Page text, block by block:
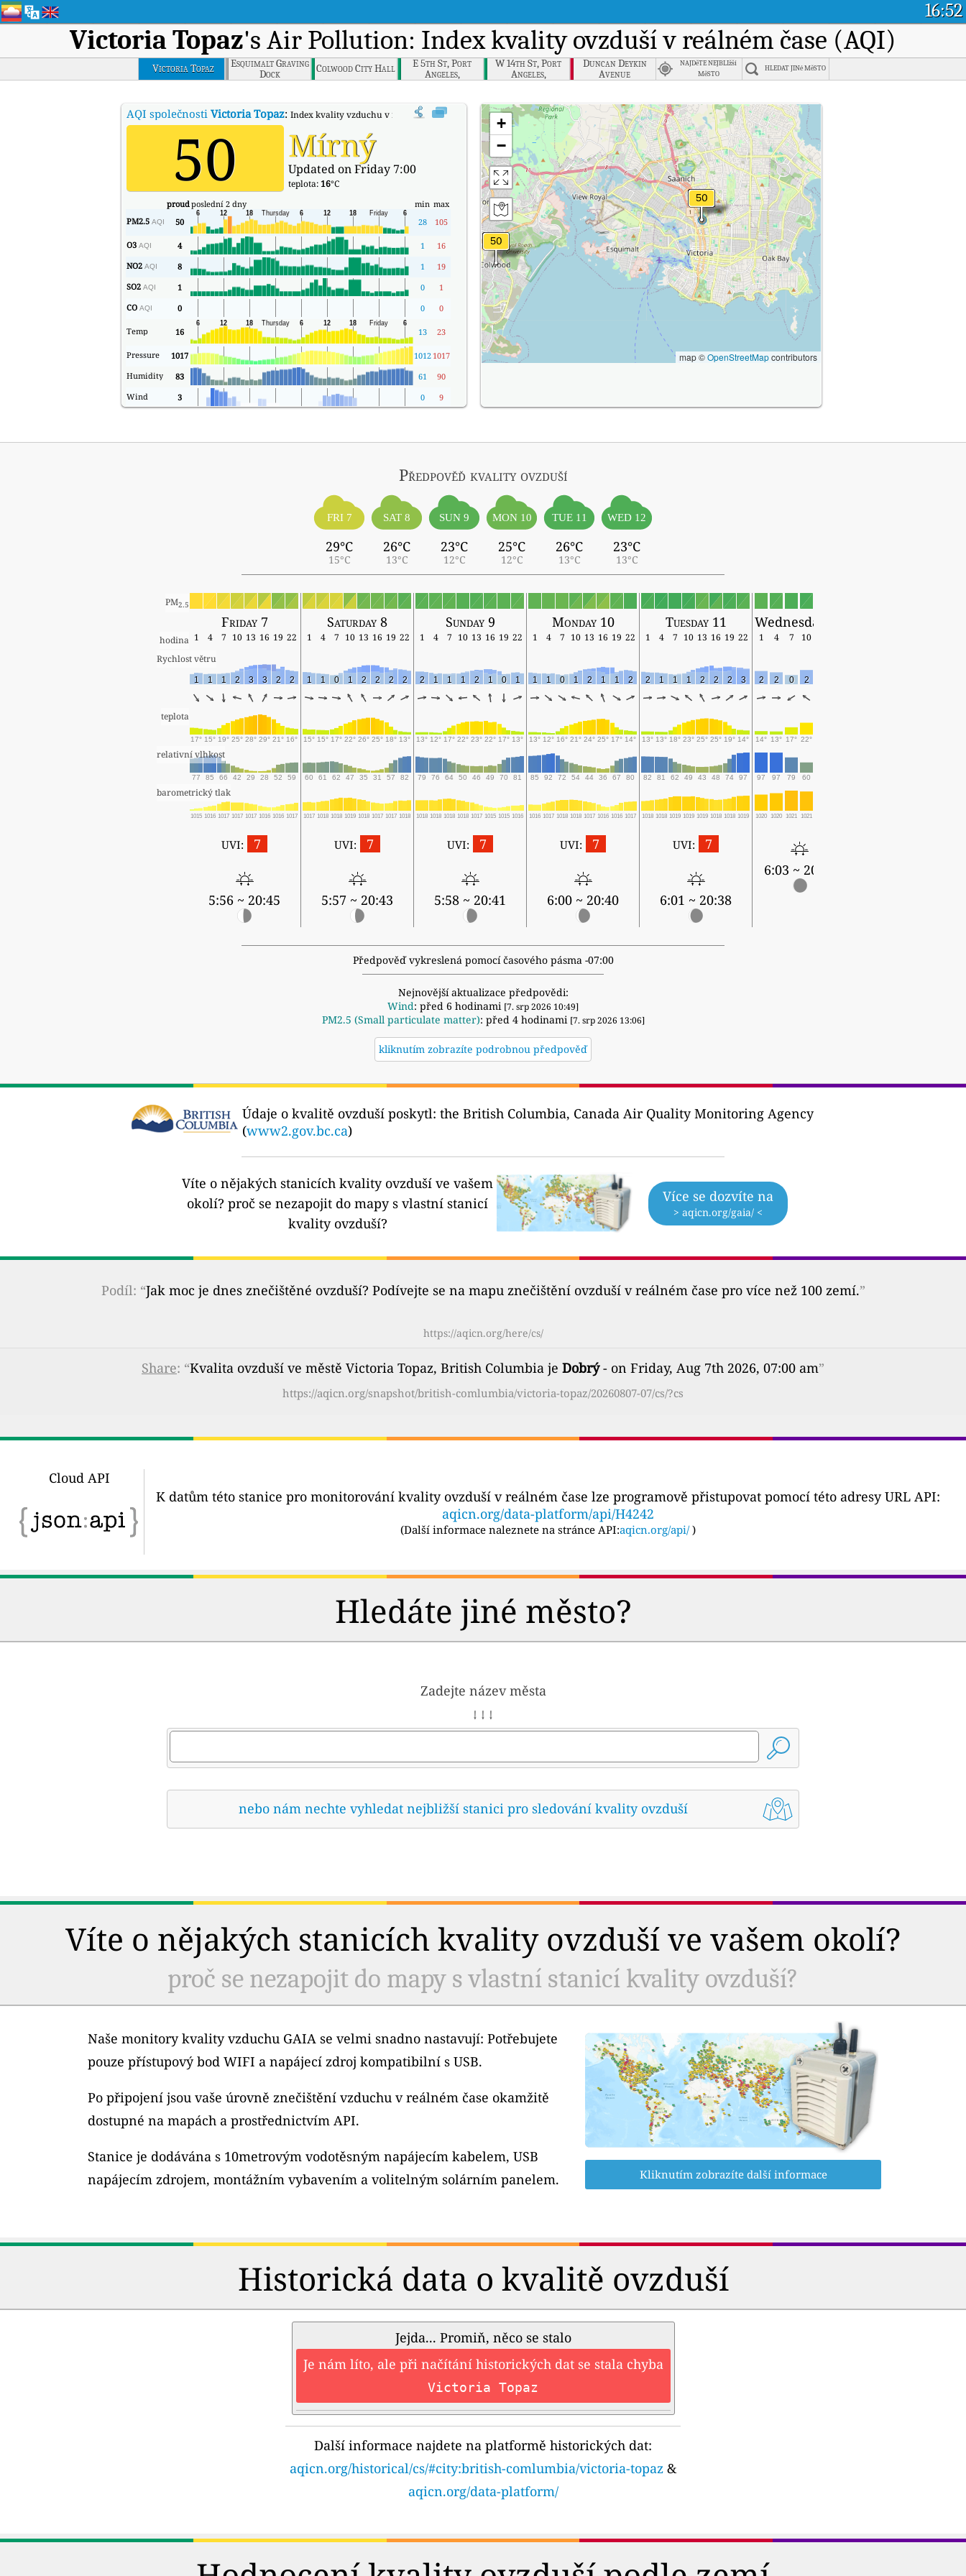
16:52
Victoria Topaz's Air Pollution: Index kvality ovzduší v reálném čase (AQI)
Victoria Topaz
Esquimalt Graving
Dock
Colwood City Hall
E 5th St, Port
Angeles,
Washington
W 14th St, Port
Angeles,
Washington
Duncan Deykin
Avenue
NAJDěTE NEJBLIžší
MěSTO
HLEDAT JINé MěSTO
AQI společnosti Victoria Topaz: Index kvality vzduchu v reálném čase (AQI) společnosti Victoria Topaz.
50 Mírný
Updated on Friday 7:00
teplota: 16°C
proudposlední 2 dny min max
PM2.5 AQI 50 28 105
O3 AQI 4 1
16
NO2 AQI 8 1
19
SO2 AQI 1 0
1
CO AQI 0 0 0
Temp 16 13 23
Pressure 1017 1012 1017
Humidity
83 61
90
Wind
3 0 9
+
−
map ©OpenStreetMapcontributors
Předpověď kvality ovzduší
FRI 7
29°C
15°C
SAT 8
26°C
13°C
SUN 9
23°C
12°C
MON 10
25°C
12°C
TUE 11
26°C
13°C
WED 12
23°C
13°C
PM2.5
Friday 7 Saturday 8 Sunday 9 Monday 10 Tuesday 11 Wednesday 12
hodina 1 4 7 10 13 16 19 22 1 4 7 10 13 16 19 22 1 4 7 10 13 16 19 22 1 4 7 10 13 16 19 22 1 4 7 10 13 16 19 22 1 4 7 10
Rychlost větru
1 1 1 2 3 3 2 2 1 1 0 1 2 2 2 2 2 1 1 1 2 1 0 1 1 1 0 1 2 1 1 2 2 1 1 1 2 2 2 3 2 2 0 2
teplota
17° 15° 19° 25° 28° 29° 21° 16° 15° 15° 17° 22° 26° 25° 18° 13° 13° 12° 17° 22° 23° 22° 17° 13° 13° 12° 16° 21° 24° 25° 17° 14° 13° 13° 18° 23° 25° 25° 19° 14° 14° 13° 17° 22°
relativní vlhkost
77 85 66 42 29 28 52 59 60 61 62 47 35 31 57 82 79 76 64 50 46 49 70 81 85 92 72 54 44 36 67 80 82 81 62 49 43 48 74 97 97 97 79 60
barometrický tlak
1015 1016 1017 1017 1017 1016 1016 1017 1017 1018 1018 1019 1018 1017 1017 1018 1018 1018 1018 1018 1017 1015 1015 1016 1016 1017 1018 1018 1017 1016 1016 1017 1018 1018 1019 1019 1019 1018 1018 1019 1020 1020 1021 1021
UVI: 7
5:56 ~ 20:45
UVI: 7
5:57 ~ 20:43
UVI: 7
5:58 ~ 20:41
UVI: 7
6:00 ~ 20:40
UVI: 7
6:01 ~ 20:38
6:03 ~ 20:36
Předpověď vykreslená pomocí časového pásma -07:00
Nejnovější aktualizace předpovědi:
Wind: před 6 hodinami [7. srp 2026 10:49]
PM2.5 (Small particulate matter): před 4 hodinami [7. srp 2026 13:06]
kliknutím zobrazíte podrobnou předpověď
Údaje o kvalitě ovzduší poskytl: the British Columbia, Canada Air Quality Monitoring Agency
(www2.gov.bc.ca)
Víte o nějakých stanicích kvality ovzduší ve vašem
okolí? proč se nezapojit do mapy s vlastní stanicí
kvality ovzduší?
Více se dozvíte na
> aqicn.org/gaia/ <
Podíl: “Jak moc je dnes znečištěné ovzduší? Podívejte se na mapu znečištění ovzduší v reálném čase pro více než 100 zemí.”
https://aqicn.org/here/cs/
Share: “Kvalita ovzduší ve městě Victoria Topaz, British Columbia je Dobrý- on Friday, Aug 7th 2026, 07:00 am”
https://aqicn.org/snapshot/british-comlumbia/victoria-topaz/20260807-07/cs/?cs
Cloud API
K datům této stanice pro monitorování kvality ovzduší v reálném čase lze programově přistupovat pomocí této adresy URL API:
aqicn.org/data-platform/api/H4242
(Další informace naleznete na stránce API:aqicn.org/api/ )
Hledáte jiné město?
Zadejte název města
↓ ↓ ↓
nebo nám nechte vyhledat nejbližší stanici pro sledování kvality ovzduší
Víte o nějakých stanicích kvality ovzduší ve vašem okolí?
proč se nezapojit do mapy s vlastní stanicí kvality ovzduší?
Naše monitory kvality vzduchu GAIA se velmi snadno nastavují: Potřebujete
pouze přístupový bod WIFI a napájecí zdroj kompatibilní s USB.
Po připojení jsou vaše úrovně znečištění vzduchu v reálném čase okamžitě
dostupné na mapách a prostřednictvím API.
Stanice je dodávána s 10metrovým vodotěsným napájecím kabelem, USB
napájecím zdrojem, montážním vybavením a volitelným solárním panelem.
Kliknutím zobrazíte další informace
Historická data o kvalitě ovzduší
Jejda... Promiň, něco se stalo
Je nám líto, ale při načítání historických dat se stala chyba
Victoria Topaz
Další informace najdete na platformě historických dat:
aqicn.org/historical/cs/#city:british-comlumbia/victoria-topaz &
aqicn.org/data-platform/